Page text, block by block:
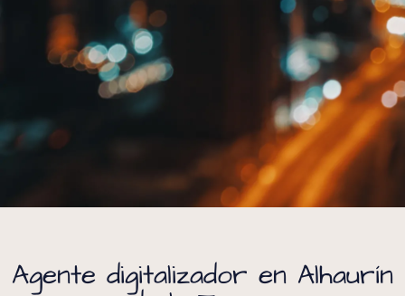
Agente digitalizador en Alhaurín